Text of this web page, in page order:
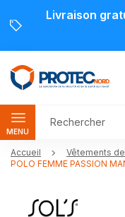
Livraison
MENU
Accueil
Vêtements
POLO FEMME PASSION